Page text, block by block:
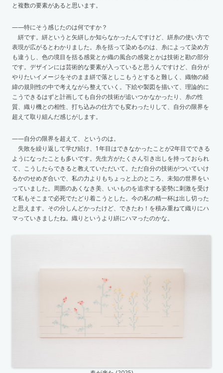
と複数の要素があると思います。
——特にそう感じたのは何ですか？
絣です。絣というと矢絣しか知らなかったんですけど、絣糸の使い方で
表現が広がるとわかりました。糸を括って染めるのは、糸によって染め方
も違うし、色の境目を括る感覚とか織の風合の感覚とかは技術と勘の部分
です。デザインには芸術的な要素が入っていると思うんですけど、自分が
やりたいイメージをそのまま絣で落としこもうとすると難しく、織物の経
緯の規則性の中で考えながら整えていく。下絵や製図を描いて、理論的に
こうできるはずと計画しても自分の技術が追いつかなかったり、糸の性
質、織り機との相性、打ち込みの仕方でも変わったりして、自分の限界を
超えて取り組んだ感じがします。
——自分の限界を超えて、というのは。
失敗を繰り返して学び続け、1年目はできなかったことが2年目でできる
ようになったことも多いです。先生方がたくさん引き出しを持っておられ
て、こうしたらできると教えていただいて。ただ自分の技術がついていけ
るかのせめぎ合いで、私の力よりもちょっと上のところ、未知の世界をい
っていました。周囲のあくなき美、いいものを追求する姿勢に刺激を受け
て私もそこまで必死でたどり着こうとした。今の私の精一杯は出し切った
と思えます。その分しんどかったけど、できたわ！を積み重ねて織りにハ
マっていきましたね。織りというより絣にハマったのかな。